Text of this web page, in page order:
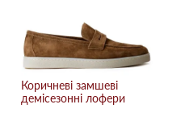
Коричневі замшеві
демісезонні лофери